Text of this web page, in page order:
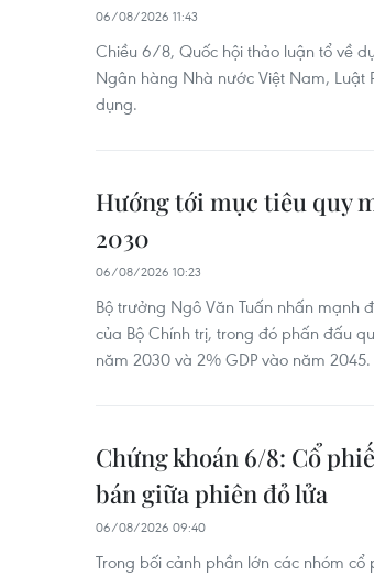
06/08/2026 11:43
Chiều 6/8, Quốc hội thảo luận tổ về
Ngân hàng Nhà nước Việt Nam, Luật
dụng.
Hướng tới mục tiêu quy
2030
06/08/2026 10:23
Bộ trưởng Ngô Văn Tuấn nhấn mạnh
của Bộ Chính trị, trong đó phấn đấu
năm 2030 và 2% GDP vào năm 2045.
Chứng khoán 6/8: Cổ
bán giữa phiên đỏ lửa
06/08/2026 09:40
Trong bối cảnh phần lớn các nhóm